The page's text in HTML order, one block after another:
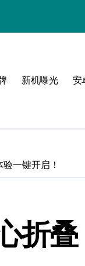
新机曝光 安
一键开启！
折